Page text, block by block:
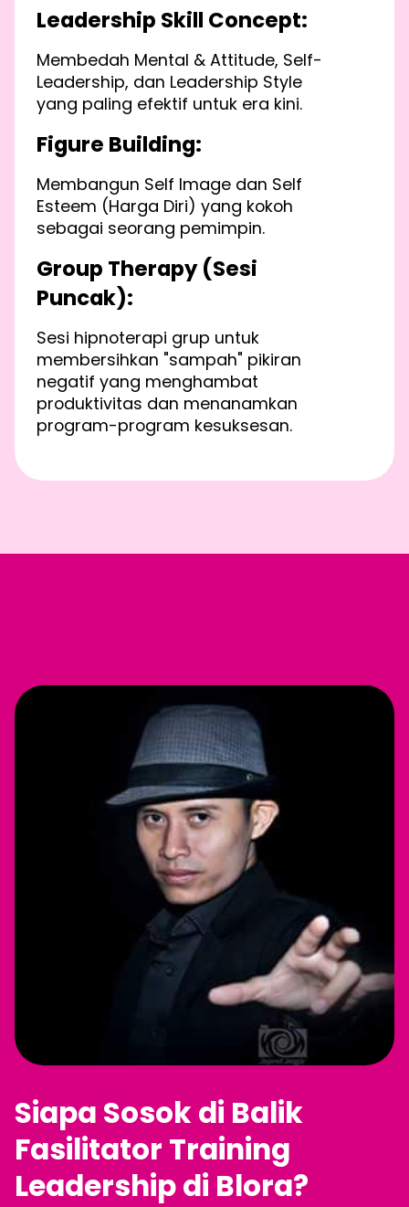
Leadership Skill Concept:
Membedah Mental & Attitude, Self-
Leadership, dan Leadership Style
yang paling efektif untuk era kini.
Figure Building:
Membangun Self Image dan Self
Esteem (Harga Diri) yang kokoh
sebagai seorang pemimpin.
Group Therapy (Sesi
Puncak):
Sesi hipnoterapi grup untuk
membersihkan "sampah" pikiran
negatif yang menghambat
produktivitas dan menanamkan
program-program kesuksesan.
Siapa Sosok di Balik
Fasilitator Training
Leadership di Blora?